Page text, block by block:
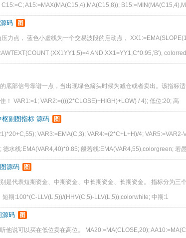
A15:=MAX(MA(C15,4),MA(C15,8)); B15:=MIN(MA(C15,4),M
码 图
力点， 蓝色小虚线为一个交易波段的启动点，
(XX1YY1,5)=4 AND XX1=YY1,C*0.95,'B'),
底部信号靠谱一点，当出现绿色箭头时候为减仓或者卖出。该指标
！ VAR1:=1; VAR2:=((((2*CLOSE)+HIGH)+LOW) / 4); 低位:20; 高
枢副图指标 源码 图
VAR3:=EMA(C,3); VAR4:=(2*C+L+H)/4; VAR5:=VAR2-
德水线:EMA(VAR4,40)*0.85; 般若线:EMA(VAR4,55),colorgreen; 若
源码 图
是代表短期资金、中期资金、中长期资金、长期资金。 指标分为三
期:100*(C-LLV(L,5))/(HHV(C,5)-LLV(L,5)),colorwhite; 中期:1
源码 图
他说可以买在低位卖在高位。 MA20:=MA(CLOSE,20);